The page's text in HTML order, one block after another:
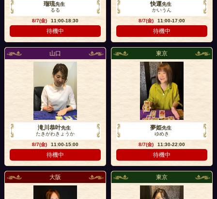
瑠琉先生
るる
8/7(金)
11:00-18:30
待機中
快運先生
かいうん
8/7(金)
11:00-17:00
待機中
山口
滝川恭叶先生
たきがわきょうか
8/7(金)
11:00-15:00
待機中
東京
夢姫先生
ゆめき
8/7(金)
11:30-22:00
待機中
大阪 東京